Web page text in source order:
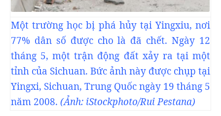
Một trường học bị phá hủy tại Yingxiu, nơi
77% dân số được cho là đã chết. Ngày 12
tháng 5, một trận động đất xảy ra tại một
tỉnh của Sichuan. Bức ảnh này được chụp tại
Yingxi, Sichuan, Trung Quốc ngày 19 tháng 5
năm 2008. (Ảnh: iStockphoto/Rui Pestana)